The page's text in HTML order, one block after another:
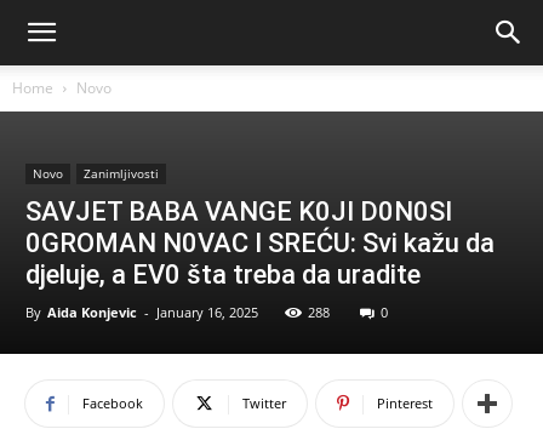
Home Novo
Novo Zanimljivosti
SAVJET BABA VANGE K0JI D0N0SI
0GROMAN N0VAC I SREĆU: Svi kažu da
djeluje, a EV0 šta treba da uradite
By Aida Konjevic - January 16, 2025 288 0
Facebook Twitter Pinterest